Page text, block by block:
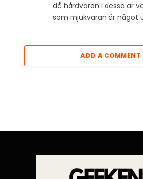
då hårdvaran i dessa är
som mjukvaran är något
ADD A COMMENT